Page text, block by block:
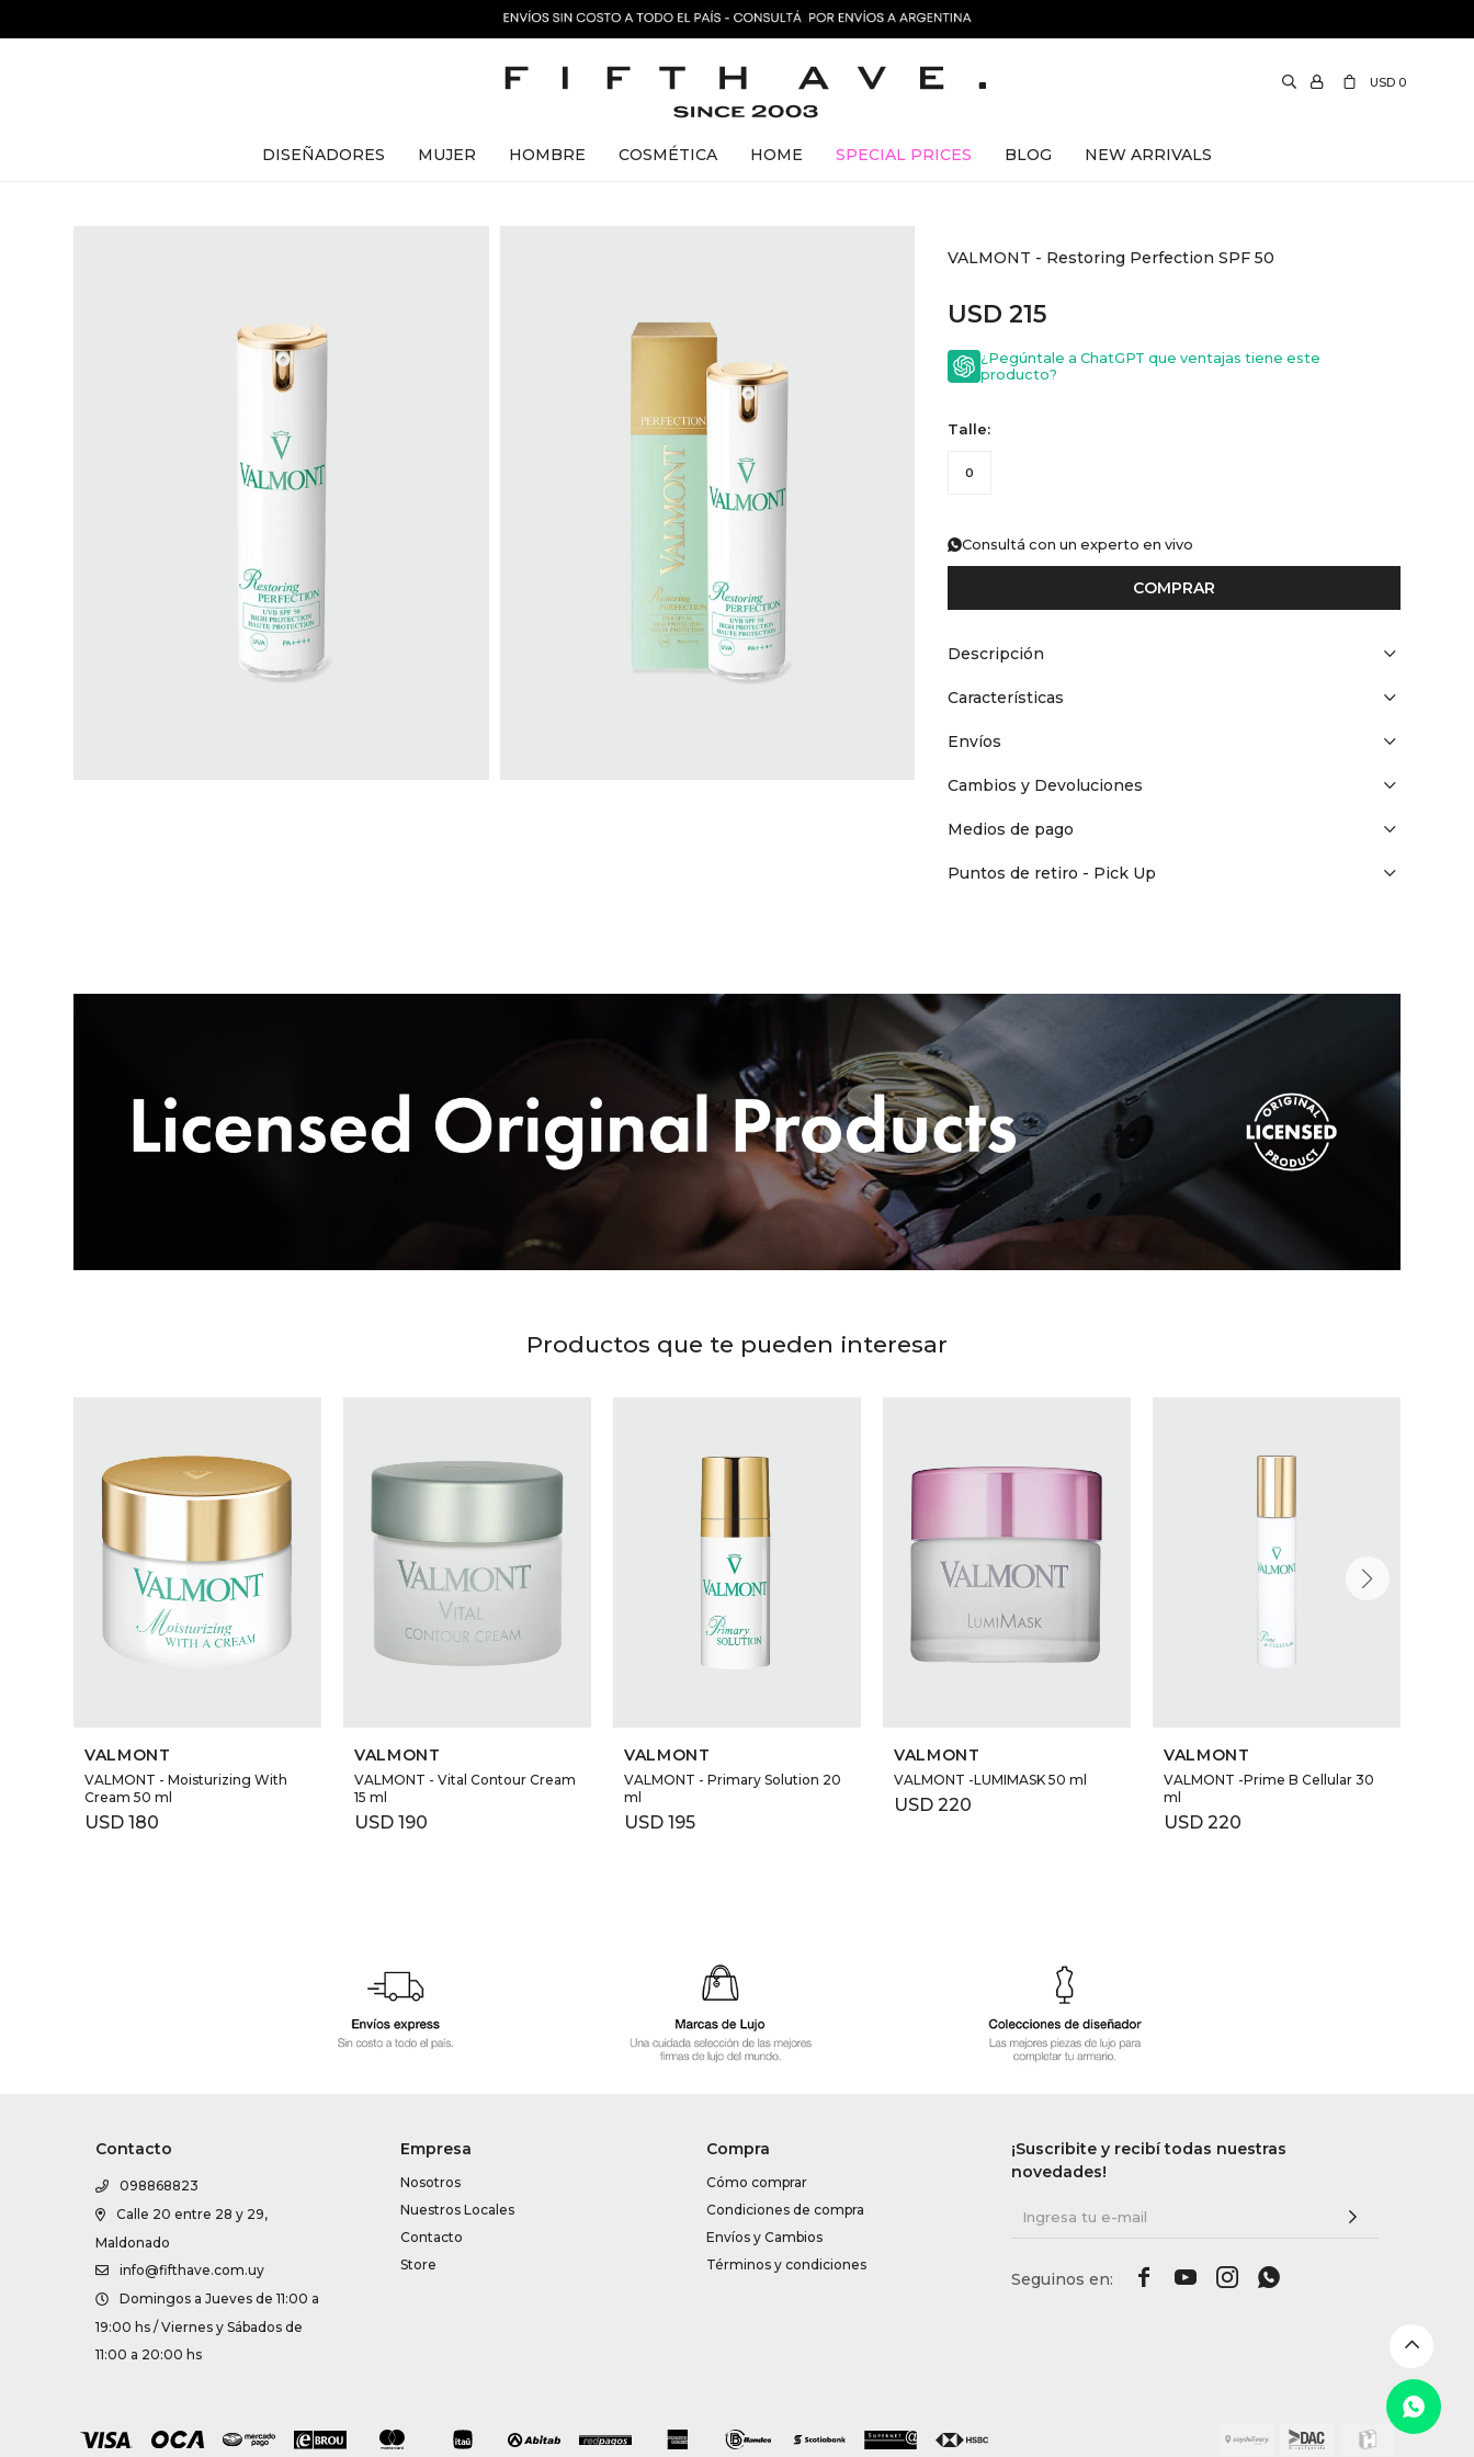
DISEÑADORES MUJER HOMBRE COSMÉTICA HOME SPECIAL PRICES BLOG NEW ARRIVALS
USD 0
VALMONT - Restoring Perfection SPF 50
USD 215
¿Pegúntale a ChatGPT que ventajas tiene este
producto?
Talle:
0
Consultá con un experto en vivo
COMPRAR
Descripción
Características
Envíos
Cambios y Devoluciones
Medios de pago
Puntos de retiro - Pick Up
Productos que te pueden interesar
VALMONT
VALMONT - Moisturizing With
Cream 50 ml
USD 180
VALMONT
VALMONT - Vital Contour Cream
15 ml
USD 190
VALMONT
VALMONT - Primary Solution 20
ml
USD 195
VALMONT
VALMONT -LUMIMASK 50 ml
USD 220
VALMONT
VALMONT -Prime B Cellular 30
ml
USD 220
Contacto
098868823
Calle 20 entre 28 y 29,
Maldonado
info@fifthave.com.uy
Domingos a Jueves de 11:00 a
19:00 hs / Viernes y Sábados de
11:00 a 20:00 hs
Empresa
Nosotros
Nuestros Locales
Contacto
Store
Compra
Cómo comprar
Condiciones de compra
Envíos y Cambios
Términos y condiciones
¡Suscribite y recibí todas nuestras
novedades!
   